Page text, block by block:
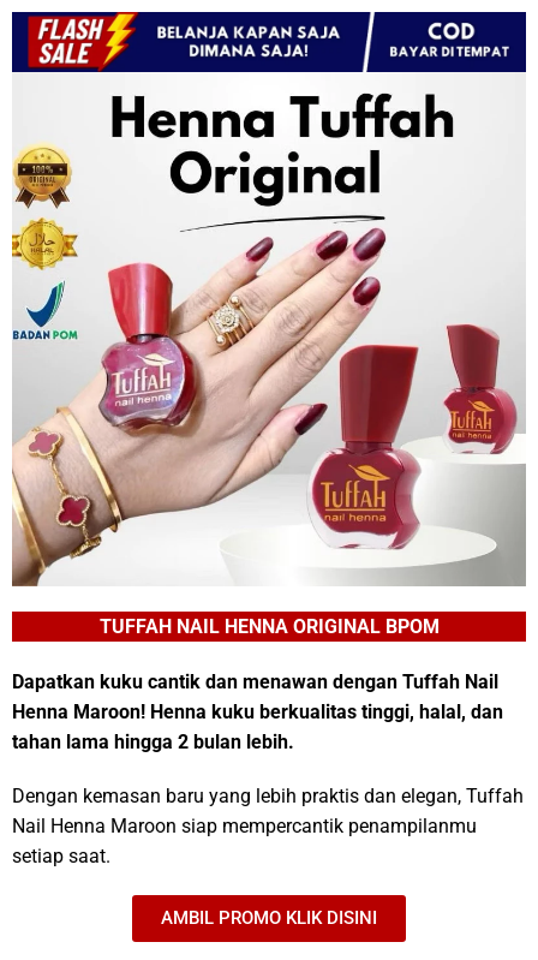
TUFFAH NAIL HENNA ORIGINAL BPOM
Dapatkan kuku cantik dan menawan dengan Tuffah Nail
Henna Maroon! Henna kuku berkualitas tinggi, halal, dan
tahan lama hingga 2 bulan lebih.
Dengan kemasan baru yang lebih praktis dan elegan, Tuffah
Nail Henna Maroon siap mempercantik penampilanmu
setiap saat.
AMBIL PROMO KLIK DISINI